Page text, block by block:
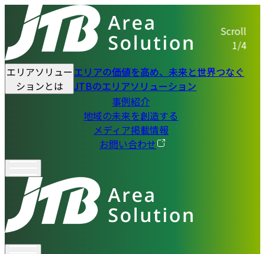
エリアソリュー
ションとは
エリアの価値を高め、未来と世界つなぐ
JTBのエリアソリューション
事例紹介
地域の未来を創造する
メディア掲載情報
お問い合わせ
Scroll
1/4